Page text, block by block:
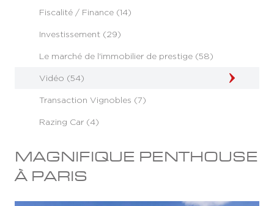
Fiscalité / Finance (14)
Investissement (29)
Le marché de l'immobilier de prestige (58)
Vidéo (54)
Transaction Vignobles (7)
Razing Car (4)
MAGNIFIQUE PENTHOUSE
À PARIS